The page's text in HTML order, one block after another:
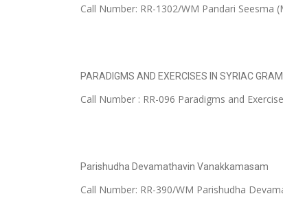
Call Number: RR-1302/WM Pandari Seesma
PARADIGMS AND EXERCISES IN SYRIAC
Call Number : RR-096 Paradigms and
Parishudha Devamathavin Vanakkamasam
Call Number: RR-390/WM Parishudha